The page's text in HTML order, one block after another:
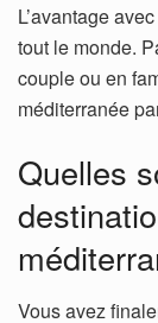
L’avantage
tout le monde.
couple ou en
méditerranée
Quelles
Vous avez